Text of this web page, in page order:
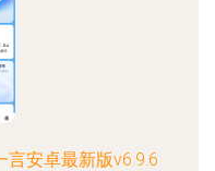
安卓最新版v6.9.6